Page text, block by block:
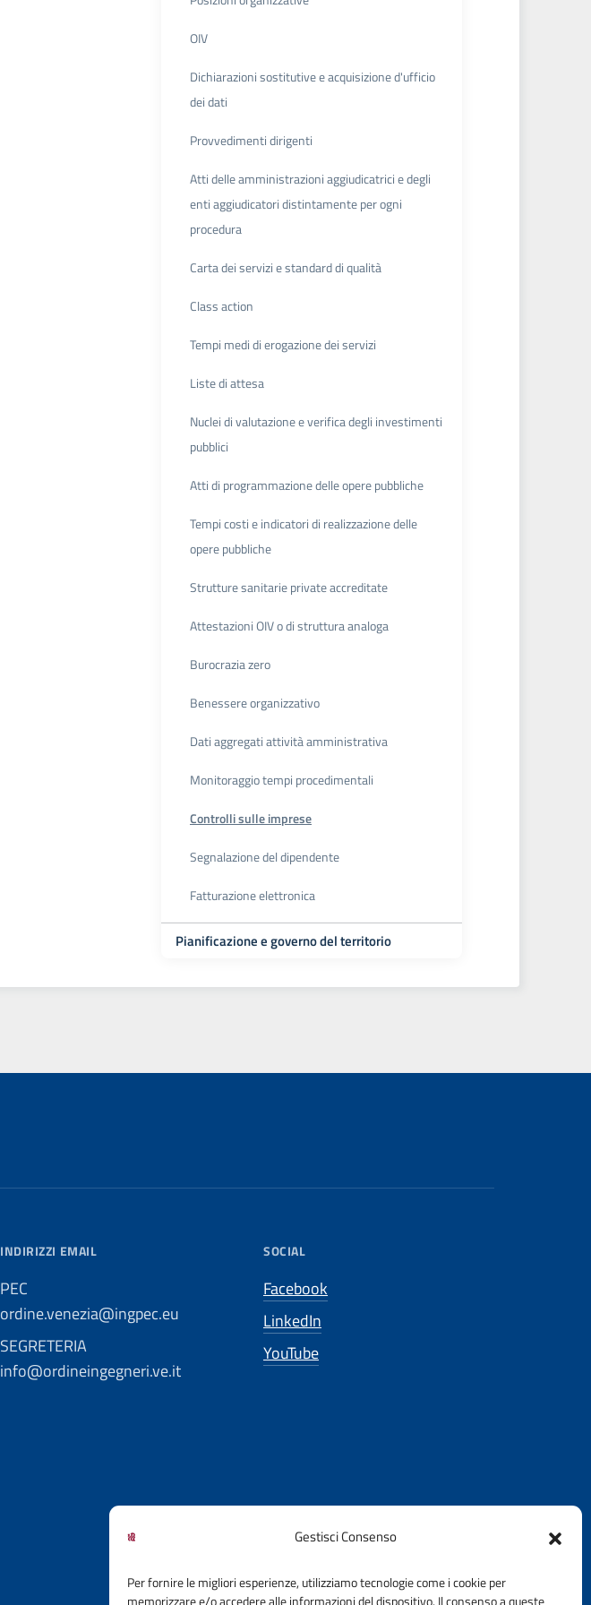
Gestisci Consenso
Per fornire le migliori esperienze, utilizziamo tecnologie come i cookie per
memorizzare e/o accedere alle informazioni del dispositivo. Il consenso a queste
OIV
Dichiarazioni sostitutive e acquisizione d'ufficio
dei dati
Provvedimenti dirigenti
Atti delle amministrazioni aggiudicatrici e degli
enti aggiudicatori distintamente per ogni
procedura
Carta dei servizi e standard di qualità
Class action
Tempi medi di erogazione dei servizi
Liste di attesa
Nuclei di valutazione e verifica degli investimenti
pubblici
Atti di programmazione delle opere pubbliche
Tempi costi e indicatori di realizzazione delle
opere pubbliche
Strutture sanitarie private accreditate
Attestazioni OIV o di struttura analoga
Burocrazia zero
Benessere organizzativo
Dati aggregati attività amministrativa
Monitoraggio tempi procedimentali
Controlli sulle imprese
Segnalazione del dipendente
Fatturazione elettronica
Pianificazione e governo del territorio
INDIRIZZI EMAIL
PEC
ordine.venezia@ingpec.eu
SEGRETERIA
info@ordineingegneri.ve.it
SOCIAL
Facebook
LinkedIn
YouTube